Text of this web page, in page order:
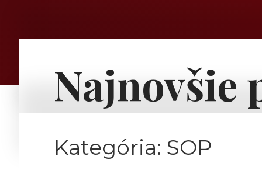
Najnovšie
Kategória: SOP